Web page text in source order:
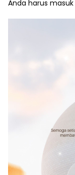
Anda harus masuk